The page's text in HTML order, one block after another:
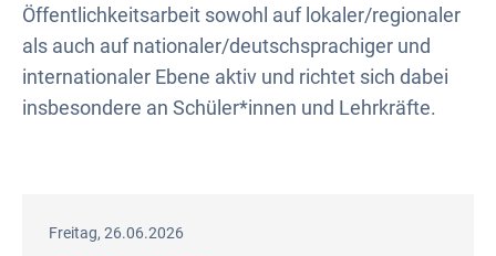
Öffentlichkeitsarbeit sowohl auf lokaler/regionaler
als auch auf nationaler/deutschsprachiger und
internationaler Ebene aktiv und richtet sich dabei
insbesondere an Schüler*innen und Lehrkräfte.
Freitag, 26.06.2026